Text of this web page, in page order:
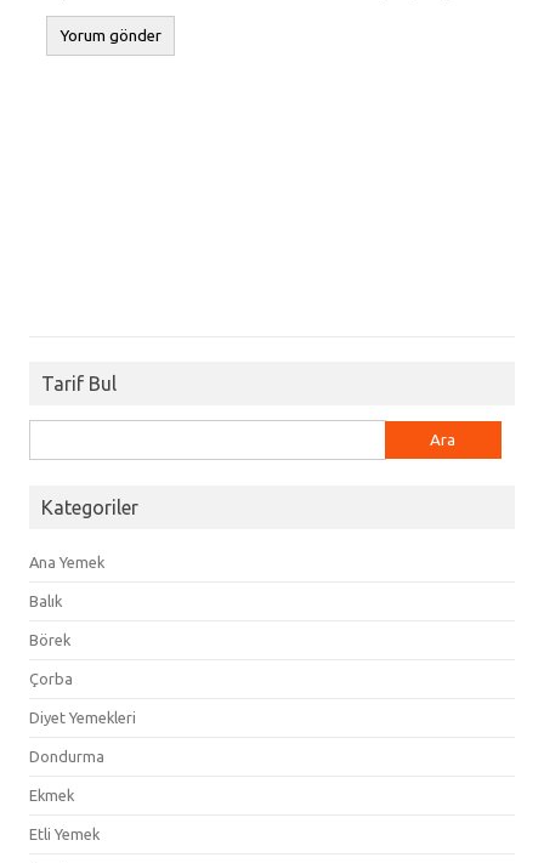
Tarif Bul
Kategoriler
Ana Yemek
Balık
Börek
Çorba
Diyet Yemekleri
Dondurma
Ekmek
Etli Yemek